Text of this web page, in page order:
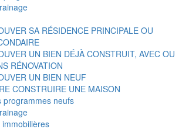
SA RÉSIDENCE PRINCIPALE OU
UN BIEN DÉJÀ CONSTRUIT, AVEC OU
RÉNOVATION
UN BIEN NEUF
CONSTRUIRE UNE MAISON
programmes neufs